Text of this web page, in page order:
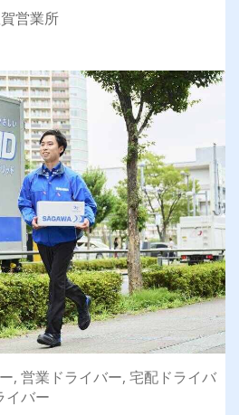
営業所
, 営業ドライバー, 宅配ドライバ
イバー